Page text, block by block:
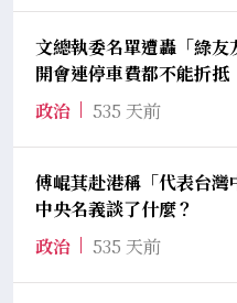
文總執委名單遭轟「綠
開會連停車費都不能折抵
政治
535 天前
傅崐萁赴港稱「代表台
中央名義談了什麼？
政治
535 天前